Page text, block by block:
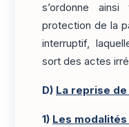
s’ordonne
protection de la
interruptif,
sort des actes
D) La reprise de
1) Les